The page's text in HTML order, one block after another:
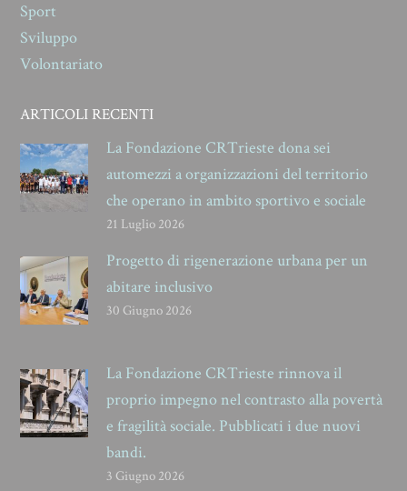
Sport
Sviluppo
Volontariato
ARTICOLI RECENTI
La Fondazione CRTrieste dona sei
automezzi a organizzazioni del territorio
che operano in ambito sportivo e sociale
21 Luglio 2026
Progetto di rigenerazione urbana per un
abitare inclusivo
30 Giugno 2026
La Fondazione CRTrieste rinnova il
proprio impegno nel contrasto alla povertà
e fragilità sociale. Pubblicati i due nuovi
bandi.
3 Giugno 2026